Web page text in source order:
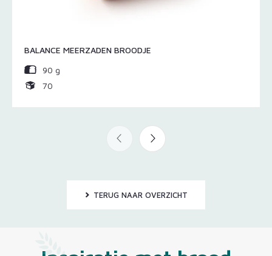
BALANCE MEERZADEN BROODJE
90 g
70
TERUG NAAR OVERZICHT